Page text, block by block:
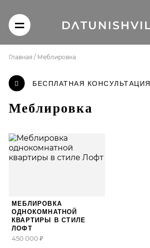
Главная / Меблировка
Меблировка
БЕСПЛАТНАЯ КОНСУЛЬТАЦИЯ
МЕБЛИРОВКА
ОДНОКОМНАТНОЙ
КВАРТИРЫ В СТИЛЕ
ЛОФТ
450 000 ₽